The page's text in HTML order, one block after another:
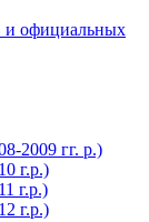
и официальных
2009 гг. р.)
г.р.)
г.р.)
г.р.)